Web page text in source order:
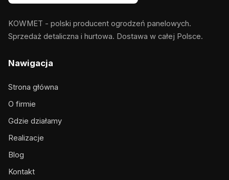
KOWMET - polski producent ogrodzeń panelowych.
Sprzedaż detaliczna i hurtowa. Dostawa w całej Polsce.
Nawigacja
Strona główna
O firmie
Gdzie działamy
Realizacje
Blog
Kontakt